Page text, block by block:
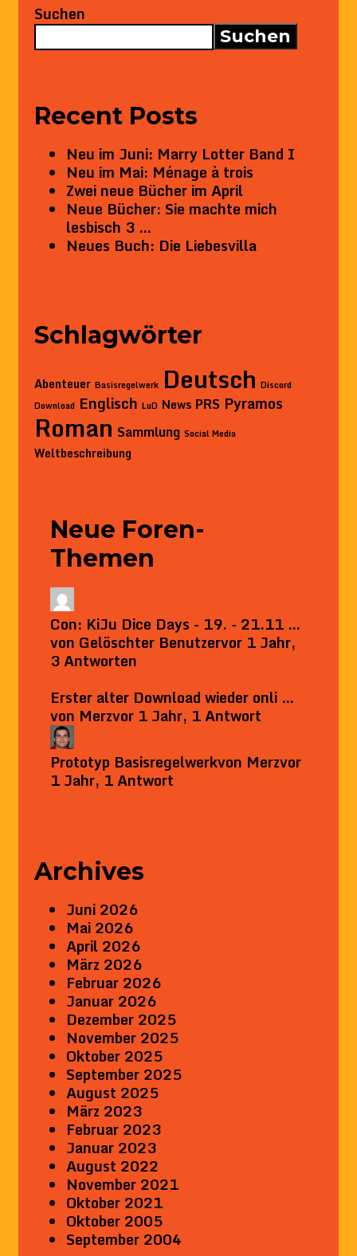
Suchen
Suchen
Recent Posts
Neu im Juni: Marry Lotter Band I
Neu im Mai: Ménage à trois
Zwei neue Bücher im April
Neue Bücher: Sie machte mich
lesbisch 3 …
Neues Buch: Die Liebesvilla
Schlagwörter
Abenteuer Basisregelwerk Deutsch Discord
Download Englisch LuD News PRS Pyramos
Roman Sammlung Social Media
Weltbeschreibung
Neue Foren-
Themen
Con: KiJu Dice Days - 19. - 21.11 …
von Gelöschter Benutzervor 1 Jahr,
3 Antworten
Erster alter Download wieder onli …
von Merzvor 1 Jahr, 1 Antwort
Prototyp Basisregelwerkvon Merzvor
1 Jahr, 1 Antwort
Archives
Juni 2026
Mai 2026
April 2026
März 2026
Februar 2026
Januar 2026
Dezember 2025
November 2025
Oktober 2025
September 2025
August 2025
März 2023
Februar 2023
Januar 2023
August 2022
November 2021
Oktober 2021
Oktober 2005
September 2004